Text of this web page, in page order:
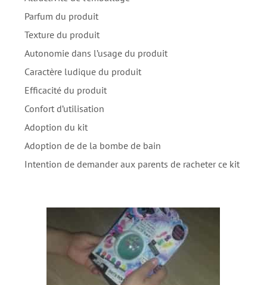
Parfum du produit
Texture du produit
Autonomie dans l’usage du produit
Caractère ludique du produit
Efficacité du produit
Confort d’utilisation
Adoption du kit
Adoption de de la bombe de bain
Intention de demander aux parents de racheter ce kit